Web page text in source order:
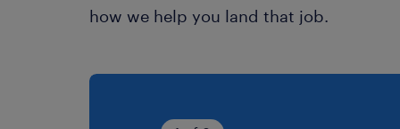
how we help you land that job.